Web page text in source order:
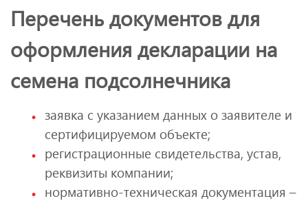
Перечень документов для
оформления декларации на
семена подсолнечника
заявка с указанием данных о заявителе и
сертифицируемом объекте;
регистрационные свидетельства, устав,
реквизиты компании;
нормативно-техническая документация –